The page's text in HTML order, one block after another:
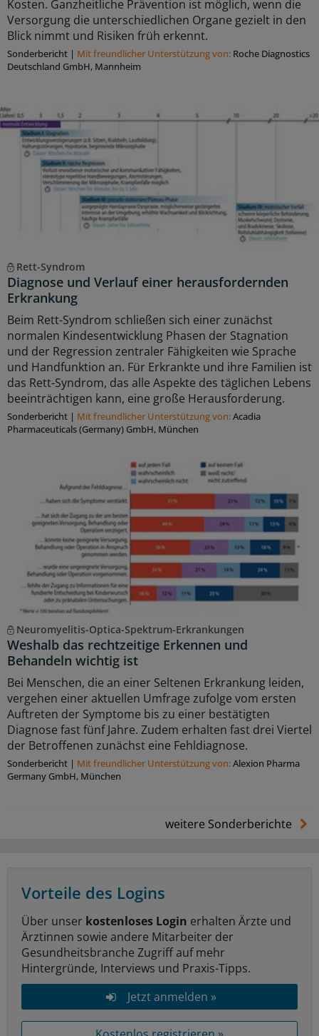
Kosten. Ganzheitliche Prävention ist möglich, wenn die
Versorgung die unterschiedlichen Organe gezielt in den
Blick nimmt und Risiken früh erkennt.
Sonderbericht | Mit freundlicher Unterstützung von: Roche Diagnostics
Deutschland GmbH, Mannheim
Rett-Syndrom
Diagnose und Verlauf einer herausfordernden
Erkrankung
Beim Rett-Syndrom schließen sich einer zunächst
normalen Kindesentwicklung Phasen der Stagnation
und der Regression zentraler Fähigkeiten wie Sprache
und Handfunktion an. Für Erkrankte und ihre Familien ist
das Rett-Syndrom, das alle Aspekte des täglichen Lebens
beeinträchtigen kann, eine große Herausforderung.
Sonderbericht | Mit freundlicher Unterstützung von:Acadia
Pharmaceuticals (Germany) GmbH, München
Neuromyelitis-Optica-Spektrum-Erkrankungen
Weshalb das rechtzeitige Erkennen und
Behandeln wichtig ist
Bei Menschen, die an einer Seltenen Erkrankung leiden,
vergehen einer aktuellen Umfrage zufolge vom ersten
Auftreten der Symptome bis zu einer bestätigten
Diagnose fast fünf Jahre. Zudem erhalten fast drei Viertel
der Betroffenen zunächst eine Fehldiagnose.
Sonderbericht | Mit freundlicher Unterstützung von:Alexion Pharma
Germany GmbH, München
weitere Sonderberichte
Vorteile des Logins
Über unser kostenloses Login erhalten Ärzte und
Ärztinnen sowie andere Mitarbeiter der
Gesundheitsbranche Zugriff auf mehr
Hintergründe, Interviews und Praxis-Tipps.
Jetzt anmelden »